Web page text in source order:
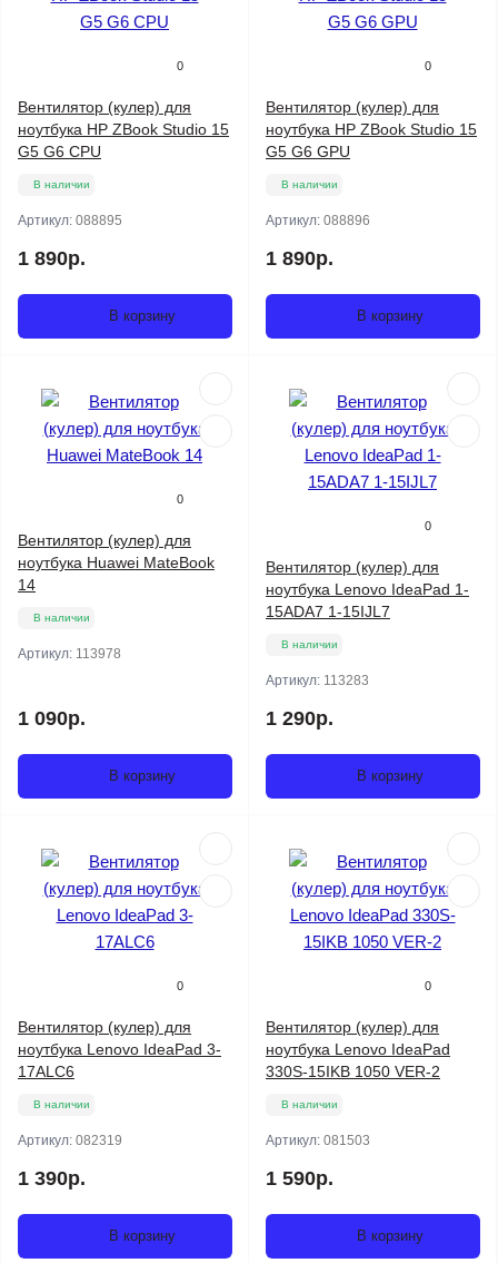
0
Вентилятор (кулер) для
ноутбука HP ZBook Studio 15
G5 G6 CPU
В наличии
Артикул: 088895
1 890р.
В корзину
0
Вентилятор (кулер) для
ноутбука HP ZBook Studio 15
G5 G6 GPU
В наличии
Артикул: 088896
1 890р.
В корзину
0
Вентилятор (кулер) для
ноутбука Huawei MateBook
14
В наличии
Артикул: 113978
1 090р.
В корзину
0
Вентилятор (кулер) для
ноутбука Lenovo IdeaPad 1-
15ADA7 1-15IJL7
В наличии
Артикул: 113283
1 290р.
В корзину
0
Вентилятор (кулер) для
ноутбука Lenovo IdeaPad 3-
17ALC6
В наличии
Артикул: 082319
1 390р.
В корзину
0
Вентилятор (кулер) для
ноутбука Lenovo IdeaPad
330S-15IKB 1050 VER-2
В наличии
Артикул: 081503
1 590р.
В корзину